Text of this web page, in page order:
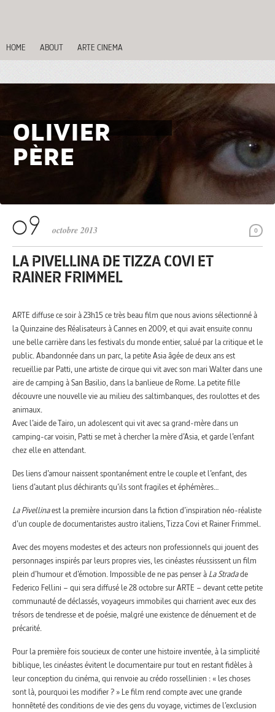
HOME ABOUT ARTE CINEMA
OLIVIER
PÈRE
0
octobre 2013
LA PIVELLINA DE TIZZA COVI ET
RAINER FRIMMEL
ARTE diffuse ce soir à 23h15 ce très beau film que nous avions sélectionné à
la Quinzaine des Réalisateurs à Cannes en 2009, et qui avait ensuite connu
une belle carrière dans les festivals du monde entier, salué par la critique et le
public. Abandonnée dans un parc, la petite Asia âgée de deux ans est
recueillie par Patti, une artiste de cirque qui vit avec son mari Walter dans une
aire de camping à San Basilio, dans la banlieue de Rome. La petite fille
découvre une nouvelle vie au milieu des saltimbanques, des roulottes et des
animaux.
Avec l’aide de Tairo, un adolescent qui vit avec sa grand-mère dans un
camping-car voisin, Patti se met à chercher la mère d’Asia, et garde l’enfant
chez elle en attendant.
Des liens d’amour naissent spontanément entre le couple et l’enfant, des
liens d’autant plus déchirants qu’ils sont fragiles et éphémères…
La Pivellinaest la première incursion dans la fiction d’inspiration néo-réaliste
d’un couple de documentaristes austro italiens, Tizza Covi et Rainer Frimmel.
Avec des moyens modestes et des acteurs non professionnels qui jouent des
personnages inspirés par leurs propres vies, les cinéastes réussissent un film
plein d’humour et d’émotion. Impossible de ne pas penser à La Stradade
Federico Fellini – qui sera diffusé le 28 octobre sur ARTE – devant cette petite
communauté de déclassés, voyageurs immobiles qui charrient avec eux des
trésors de tendresse et de poésie, malgré une existence de dénuement et de
précarité.
Pour la première fois soucieux de conter une histoire inventée, à la simplicité
biblique, les cinéastes évitent le documentaire pur tout en restant fidèles à
leur conception du cinéma, qui renvoie au crédo rossellinien : « les choses
sont là, pourquoi les modifier ? » Le film rend compte avec une grande
honnêteté des conditions de vie des gens du voyage, victimes de l’exclusion